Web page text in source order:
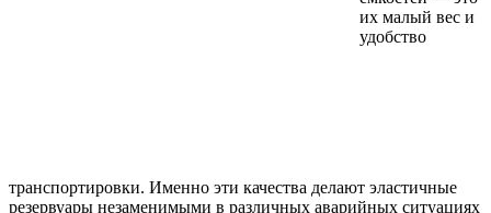
их малый вес и
удобство
транспортировки. Именно эти качества делают эластичные
резервуары незаменимыми в различных аварийных ситуациях